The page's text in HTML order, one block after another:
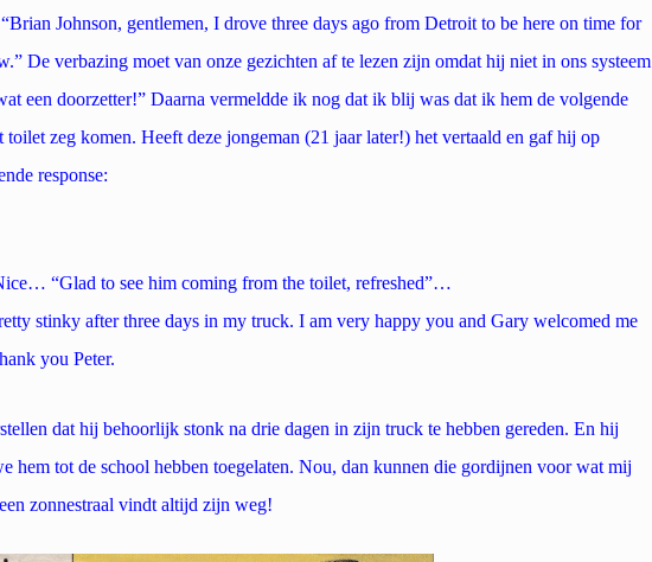
Johnson, gentlemen, I drove three days ago from Detroit to be here on time for
De verbazing moet van onze gezichten af te lezen zijn omdat hij niet in ons systeem
een doorzetter!” Daarna vermeldde ik nog dat ik blij was dat ik hem de volgende
toilet zeg komen. Heeft deze jongeman (21 jaar later!) het vertaald en gaf hij op
response:
“Glad to see him coming from the toilet, refreshed”…
stinky after three days in my truck. I am very happy you and Gary welcomed me
you Peter.
dat hij behoorlijk stonk na drie dagen in zijn truck te hebben gereden. En hij
hem tot de school hebben toegelaten. Nou, dan kunnen die gordijnen voor wat mij
zonnestraal vindt altijd zijn weg!